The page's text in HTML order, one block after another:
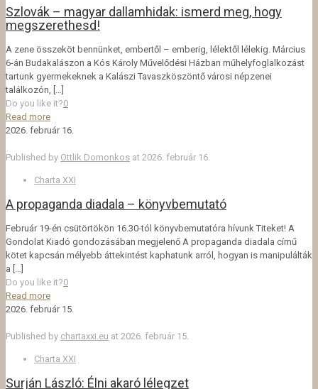
Szlovák – magyar dallamhidak: ismerd meg, hogy
megszerethesd!
A zene összeköt bennünket, embertől – emberig, lélektől lélekig. Március
6-án Budakalászon a Kós Károly Művelődési Házban műhelyfoglalkozást
tartunk gyermekeknek a Kalászi Tavaszköszöntő városi népzenei
találkozón, […]
Do you like it?0
Read more
2026. február 16.
Published by Ottlik Domonkos at 2026. február 16.
Charta XXI
A propaganda diadala – könyvbemutató
Február 19-én csütörtökön 16.30-tól könyvbemutatóra hívunk Titeket! A
Gondolat Kiadó gondozásában megjelenő A propaganda diadala című
kötet kapcsán mélyebb áttekintést kaphatunk arról, hogyan is manipulálták
a […]
Do you like it?0
Read more
2026. február 15.
Published by chartaxxi.eu at 2026. február 15.
Charta XXI
Surján László: Élni akaró lélegzet